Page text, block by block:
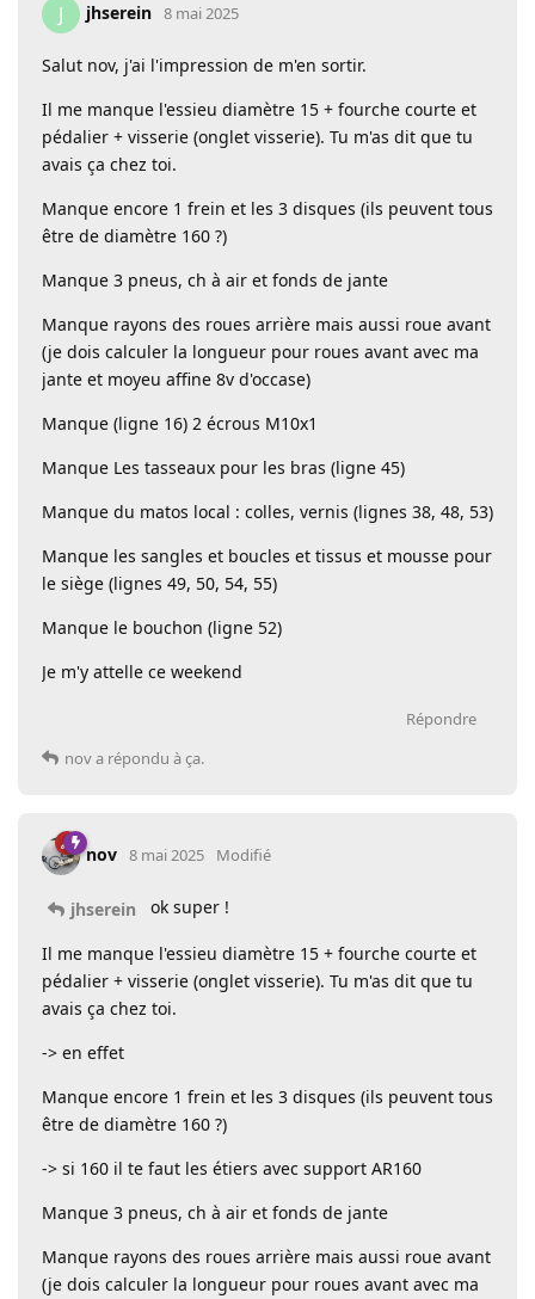
J jhserein 8 mai 2025
Salut nov, j'ai l'impression de m'en sortir.
Il me manque l'essieu diamètre 15 + fourche courte et
pédalier + visserie (onglet visserie). Tu m'as dit que tu
avais ça chez toi.
Manque encore 1 frein et les 3 disques (ils peuvent tous
être de diamètre 160 ?)
Manque 3 pneus, ch à air et fonds de jante
Manque rayons des roues arrière mais aussi roue avant
(je dois calculer la longueur pour roues avant avec ma
jante et moyeu affine 8v d'occase)
Manque (ligne 16) 2 écrous M10x1
Manque Les tasseaux pour les bras (ligne 45)
Manque du matos local : colles, vernis (lignes 38, 48, 53)
Manque les sangles et boucles et tissus et mousse pour
le siège (lignes 49, 50, 54, 55)
Manque le bouchon (ligne 52)
Je m'y attelle ce weekend
Répondre
nova répondu à ça.
nov 8 mai 2025 Modifié
jhserein ok super !
Il me manque l'essieu diamètre 15 + fourche courte et
pédalier + visserie (onglet visserie). Tu m'as dit que tu
avais ça chez toi.
-> en effet
Manque encore 1 frein et les 3 disques (ils peuvent tous
être de diamètre 160 ?)
-> si 160 il te faut les étiers avec support AR160
Manque 3 pneus, ch à air et fonds de jante
Manque rayons des roues arrière mais aussi roue avant
(je dois calculer la longueur pour roues avant avec ma